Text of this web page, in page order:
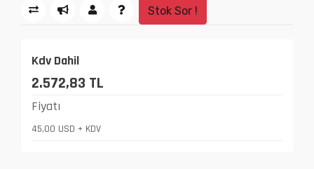
Stok Sor !
Kdv Dahil
2.572,83 TL
Fiyatı
45,00 USD + KDV